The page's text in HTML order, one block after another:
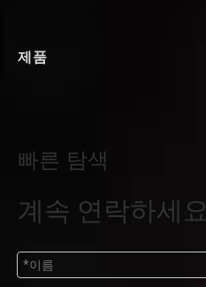
제품
빠른 탐색
계속 연락하세요